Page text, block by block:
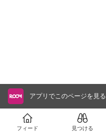
アプリでこのページを見る
フィード 見つける